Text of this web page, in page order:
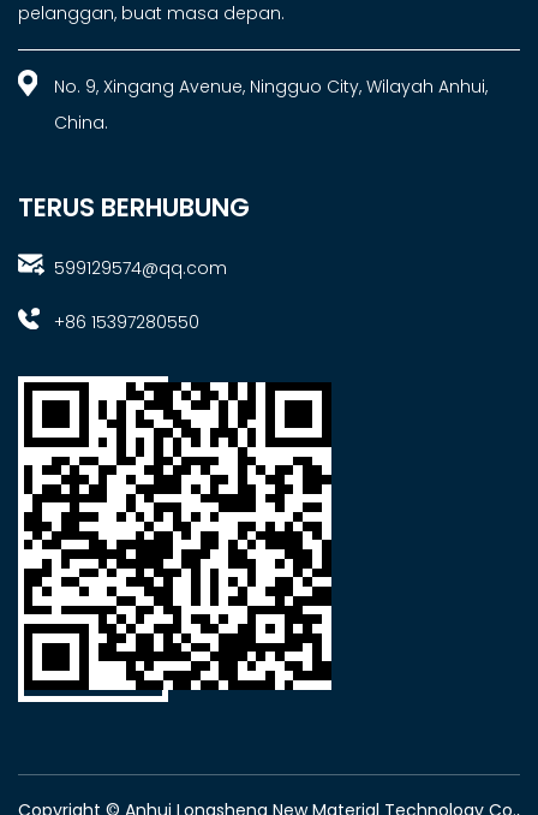
pelanggan, buat masa depan.
No. 9, Xingang Avenue, Ningguo City, Wilayah Anhui,
China.
TERUS BERHUBUNG
599129574@qq.com
+86 15397280550
Copyright © Anhui Longsheng New Material Technology Co.,